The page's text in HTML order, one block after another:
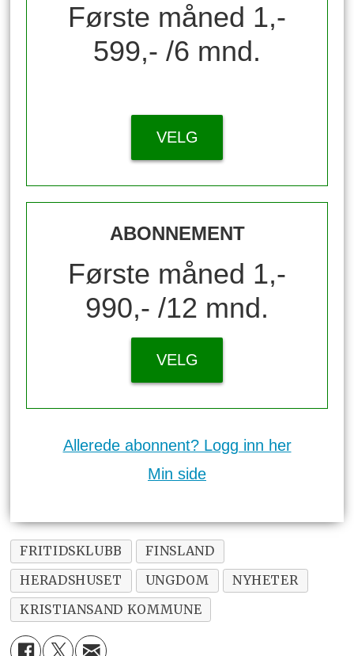
Første måned 1,-
599,- /6 mnd.
VELG
ABONNEMENT
Første måned 1,-
990,- /12 mnd.
VELG
Allerede abonnent? Logg inn her
Min side
FRITIDSKLUBB
FINSLAND
HERADSHUSET
UNGDOM
NYHETER
KRISTIANSAND KOMMUNE